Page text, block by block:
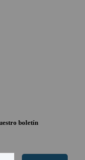
boletín